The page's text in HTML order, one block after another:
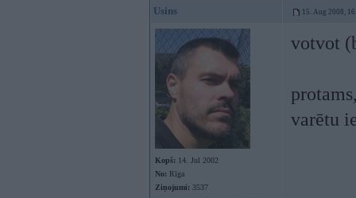
Usins 15. Aug 2008,
Kopš: 14. Jul 2002
No: Rīga
Ziņojumi: 3537
votvot
varētu